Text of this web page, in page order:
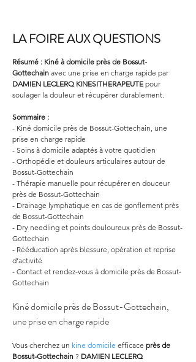
LA FOIRE AUX QUESTIONS
Résumé : Kiné à domicile près de Bossut-
Gottechain avec une prise en charge rapide par
DAMIEN LECLERQ KINESITHERAPEUTE pour
soulager la douleur et récupérer durablement.
Sommaire :
- Kiné domicile près de Bossut-Gottechain, une
prise en charge rapide
- Soins à domicile adaptés à votre quotidien
- Orthopédie et douleurs articulaires autour de
Bossut-Gottechain
- Thérapie manuelle pour récupérer en douceur
près de Bossut-Gottechain
- Drainage lymphatique en cas de gonflement près
de Bossut-Gottechain
- Dry needling et points douloureux près de Bossut-
Gottechain
- Rééducation après blessure, opération et reprise
d’activité
- Contact et rendez-vous à domicile près de Bossut-
Gottechain
Kiné domicile près de Bossut-Gottechain,
une prise en charge rapide
Vous cherchez un kine domicile efficace près de
Bossut-Gottechain ? DAMIEN LECLERQ